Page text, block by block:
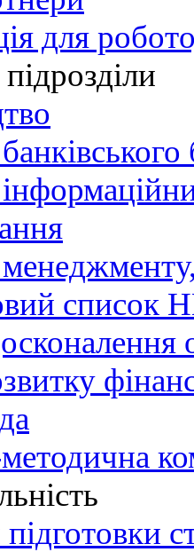
для
список